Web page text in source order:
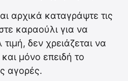
αρχικά καταγράψτε τις
καραούλι για να
δεν χρειάζεται να
μόνο επειδή το
αγορές.